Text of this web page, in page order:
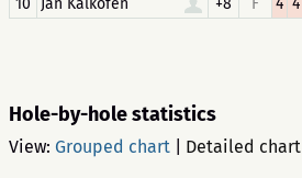
10
Jan Kalkofen +8 F 4 4
Hole-by-hole statistics
View: Grouped chart Detailed chart